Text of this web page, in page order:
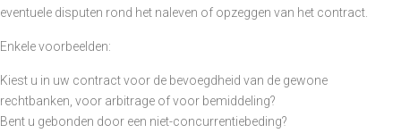
eventuele disputen rond het naleven of opzeggen van het contract.
Enkele voorbeelden:
Kiest u in uw contract voor de bevoegdheid van de gewone
rechtbanken, voor arbitrage of voor bemiddeling?
Bent u gebonden door een niet-concurrentiebeding?